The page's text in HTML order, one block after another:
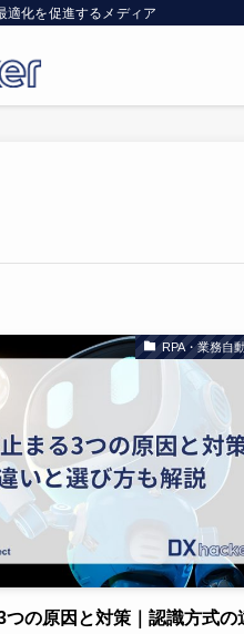
適化を促進するメディア
RPA・業務自
の原因と対策｜認識方式の